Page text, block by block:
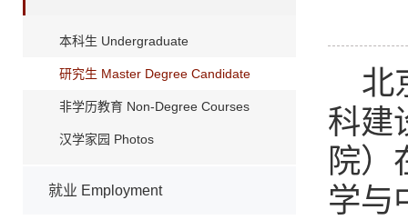
本科生 Undergraduate
研究生 Master Degree Candidate
非学历教育 Non-Degree Courses
汉学家园 Photos
就业 Employment
北
科建
院）
学与